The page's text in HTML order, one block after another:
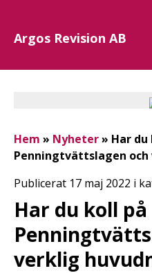
Argos Revision AB
Hem » Nyheter» Har du
Penningtvättslagen
Publicerat 17 maj 2022 i
Har du koll på
verklig